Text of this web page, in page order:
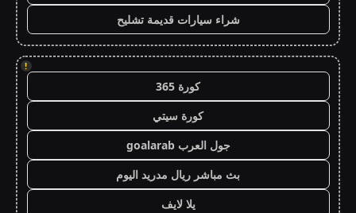
شراء سيارات قديمة تشليح
!
كورة 365
كورة سيتي
جول العرب goalarab
بث مباشر ريال مدريد اليوم
يلا لايف